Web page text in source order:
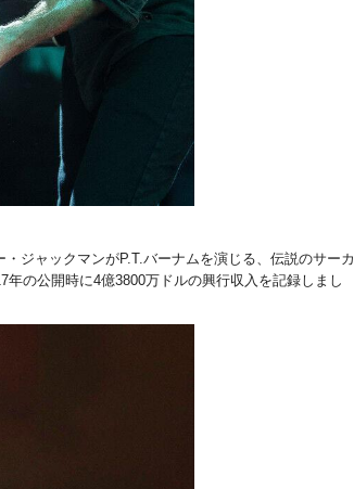
・ジャックマンがP.T.バーナムを演じる、伝説のサーカ
の公開時に4億3800万ドルの興行収入を記録しまし